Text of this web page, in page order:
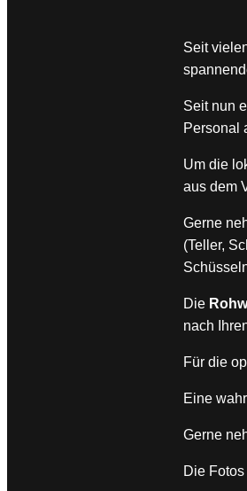
Seit
Seit nun
Personal
Um die
aus dem
Gerne
(Teller,
Die
nach
Für die
Eine
Gerne
Die